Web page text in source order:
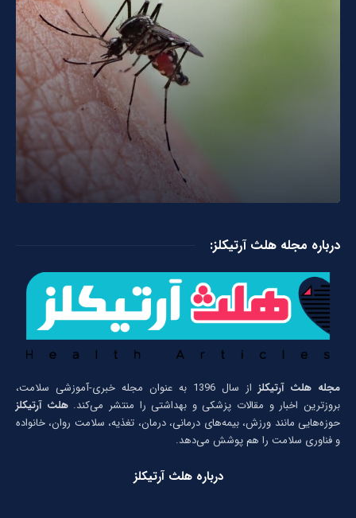
درباره مجله هلث آرتیکلز:
مجله هلث آرتیکلز
از سال 1396 به عنوان مجله خبری-آموزشی سلامت،
بروزترین اخبار و مقالات پزشکی و بهداشتی را منتشر می‌کند.هلث آرتیکلز
حوزه‌هایی مانند ورزش، بیمه‌های درمانی، درمان، تغذیه، سلامت روان، خانواده
و فناوری سلامت را هم پوشش می‌دهد.
درباره هلث آرتیکلز